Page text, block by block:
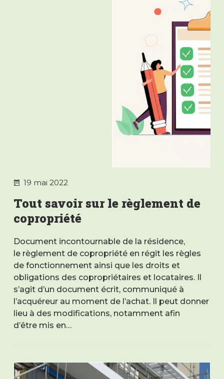
19 mai 2022
Tout savoir sur le règlement de
copropriété
Document incontournable de la résidence,
le règlement de copropriété en régit les règles
de fonctionnement ainsi que les droits et
obligations des copropriétaires et locataires. Il
s’agit d’un document écrit, communiqué à
l’acquéreur au moment de l’achat. Il peut donner
lieu à des modifications, notamment afin
d’être mis en…